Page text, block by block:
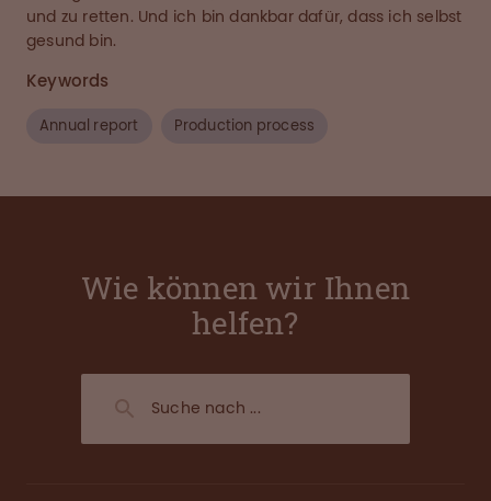
und zu retten. Und ich bin dankbar dafür, dass ich selbst
gesund bin.
Keywords
Annual report Production process
Wie können wir Ihnen
helfen?